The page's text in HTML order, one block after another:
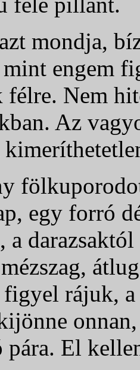
mondja,
engem
félre. Nem
Az
egy forró
a
rájuk, a
pára. El